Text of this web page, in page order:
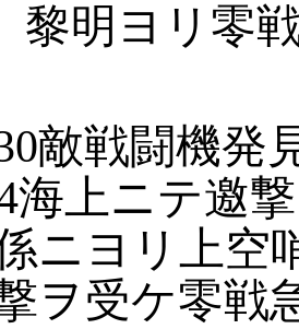
黎明ヨリ零
敵戦闘機発
海上ニテ邀
ニヨリ上空
ヲ受ケ零戦